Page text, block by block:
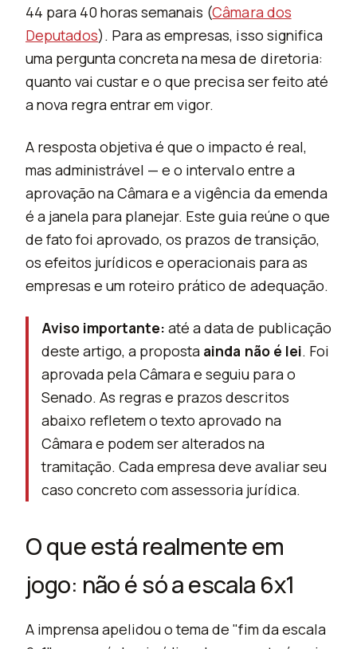
44 para 40 horas semanais (Câmara dos
Deputados). Para as empresas, isso significa
uma pergunta concreta na mesa de diretoria:
quanto vai custar e o que precisa ser feito até
a nova regra entrar em vigor.
A resposta objetiva é que o impacto é real,
mas administrável — e o intervalo entre a
aprovação na Câmara e a vigência da emenda
é a janela para planejar. Este guia reúne o que
de fato foi aprovado, os prazos de transição,
os efeitos jurídicos e operacionais para as
empresas e um roteiro prático de adequação.
Aviso importante: até a data de publicação
deste artigo, a proposta ainda não é lei. Foi
aprovada pela Câmara e seguiu para o
Senado. As regras e prazos descritos
abaixo refletem o texto aprovado na
Câmara e podem ser alterados na
tramitação. Cada empresa deve avaliar seu
caso concreto com assessoria jurídica.
O que está realmente em
jogo: não é só a escala 6x1
A imprensa apelidou o tema de "fim da escala